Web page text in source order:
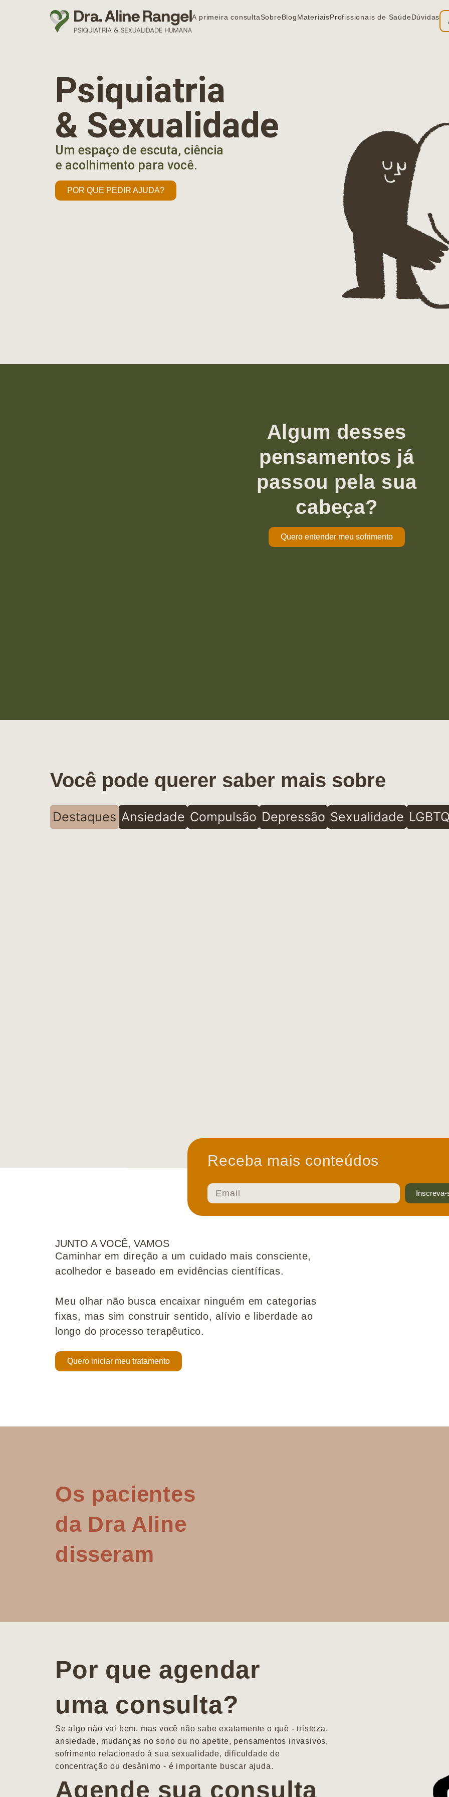
A primeira consultaSobreBlogMateriaisProfissionais de SaúdeDúvidas
Psiquiatria
& Sexualidade
Um espaço de escuta, ciência
e acolhimento para você.
POR QUE PEDIR AJUDA?
Algum desses
pensamentos já
passou pela sua
cabeça?
Quero entender meu sofrimento
Você pode querer saber mais sobre
Destaques Ansiedade Compulsão Depressão Sexualidade
Receba mais conteúdos
Inscreva-
JUNTO A VOCÊ, VAMOS
Caminhar em direção a um cuidado mais consciente,
acolhedor e baseado em evidências científicas.
Meu olhar não busca encaixar ninguém em categorias
fixas, mas sim construir sentido, alívio e liberdade ao
longo do processo terapêutico.
Quero iniciar meu tratamento
Os pacientes
da Dra Aline
disseram
Por que agendar
uma consulta?
Se algo não vai bem, mas você não sabe exatamente o quê - tristeza,
ansiedade, mudanças no sono ou no apetite, pensamentos invasivos,
sofrimento relacionado à sua sexualidade, dificuldade de
concentração ou desânimo - é importante buscar ajuda.
Agende sua consulta